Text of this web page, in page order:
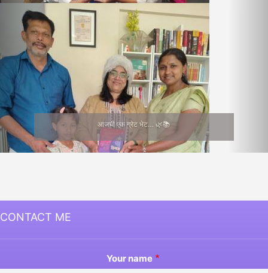
आजची एक ग्रेट भेट… 🌿📚
CONTACT ME
Your name